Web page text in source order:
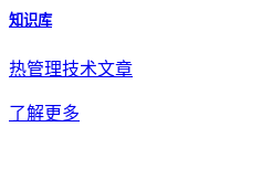
知识库
热管理技术文章
了解更多